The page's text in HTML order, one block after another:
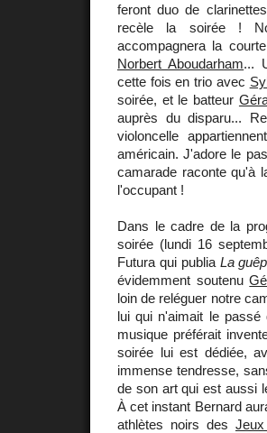
feront duo de
recèle la soirée !
accompagnera la
Norbert Aboudarham...
cette fois en trio avec
soirée, et le batteur
auprès du disparu...
violoncelle
américain. J'adore le
camarade raconte qu'à
l'occupant !
Dans le cadre de la
soirée (lundi 16
Futura qui publia La
évidemment soutenu
loin de reléguer notre
lui qui n'aimait le passé
musique préférait
soirée lui est dédiée,
immense tendresse,
de son art qui est aussi
À cet instant Bernard
athlètes noirs des